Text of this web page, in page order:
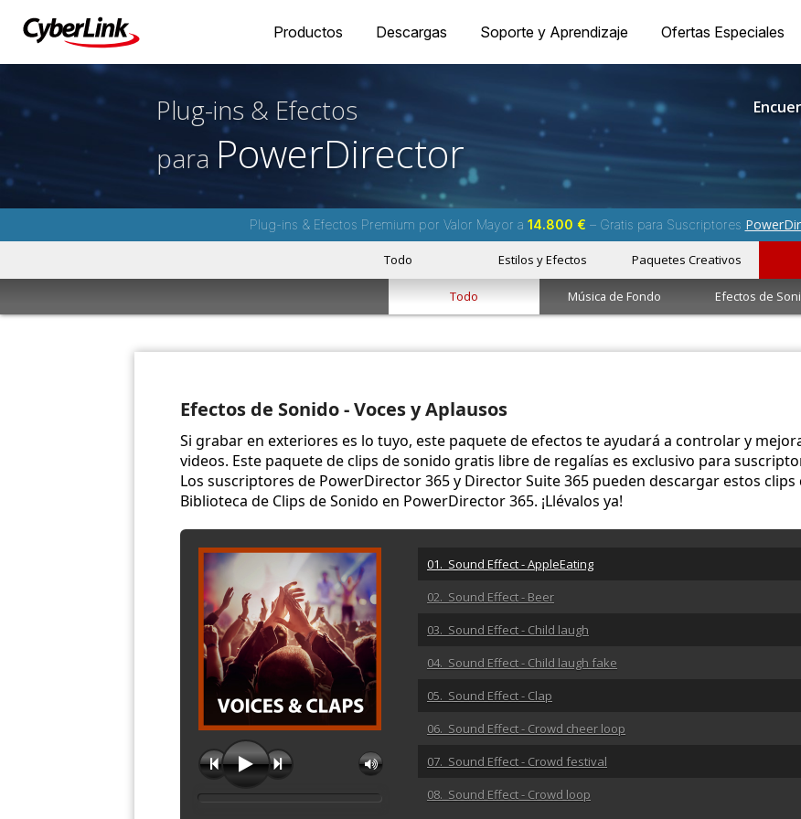
Productos Descargas Soporte y Aprendizaje Ofertas Especiales
Plug-ins & Efectos
para PowerDirector
Plug-ins & Efectos Premium por Valor Mayor a 14.800 € – Gratis para Suscriptores
Todo Estilos y Efectos Paquetes Creativos
Todo Música de Fondo Efectos de
Efectos de Sonido - Voces y Aplausos
Si grabar en exteriores es lo tuyo, este paquete de efectos te ayudará a controlar y
videos. Este paquete de clips de sonido gratis libre de regalías es exclusivo para
Los suscriptores de PowerDirector 365 y Director Suite 365 pueden descargar estos
Biblioteca de Clips de Sonido en PowerDirector 365. ¡Llévalos ya!
01. Sound Effect - AppleEating
02. Sound Effect - Beer
03. Sound Effect - Child laugh
04. Sound Effect - Child laugh fake
05. Sound Effect - Clap
06. Sound Effect - Crowd cheer loop
07. Sound Effect - Crowd festival
08. Sound Effect - Crowd loop